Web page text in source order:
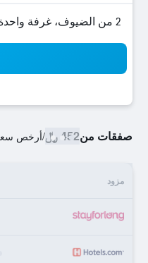
2 من الضيوف، غرفة واحدة
صفقات من452 ﷼ /أرخص سعر
مزود